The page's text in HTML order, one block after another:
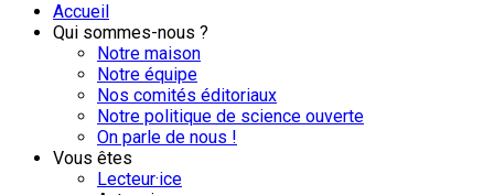
Accueil
Qui sommes-nous ?
Notre maison
Notre équipe
Nos comités éditoriaux
Notre politique de science ouverte
On parle de nous !
Vous êtes
Lecteur·ice